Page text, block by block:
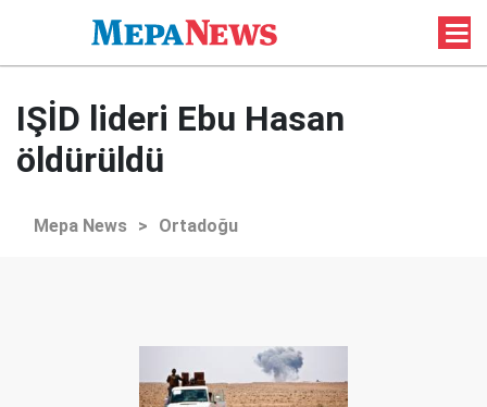
IŞİD lideri Ebu Hasan
öldürüldü
Mepa News > Ortadoğu